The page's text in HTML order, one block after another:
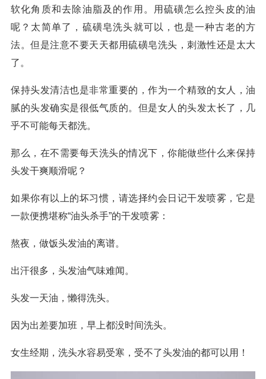
软化角质和去除油脂及的作用。用硫磺怎么控头皮的油
呢？太简单了，硫磺皂洗头就可以，也是一种古老的方
法。但是注意不要天天都用硫磺皂洗头，刺激性还是太大
了。
保持头发清洁也是非常重要的，作为一个精致的女人，油
腻的头发确实是很低气质的。但是女人的头发太长了，几
乎不可能每天都洗。
那么，在不需要每天洗头的情况下，你能做些什么来保持
头发干爽顺滑呢？
如果你有以上的坏习惯，请选择约会日记干发喷雾，它是
一款便携堪称“油头杀手”的干发喷雾：
熬夜，做饭头发油的离谱。
出汗很多，头发油气味难闻。
头发一天油，懒得洗头。
因为出差要加班，早上都没时间洗头。
女生经期，洗头水容易受寒，受不了头发油的都可以用！